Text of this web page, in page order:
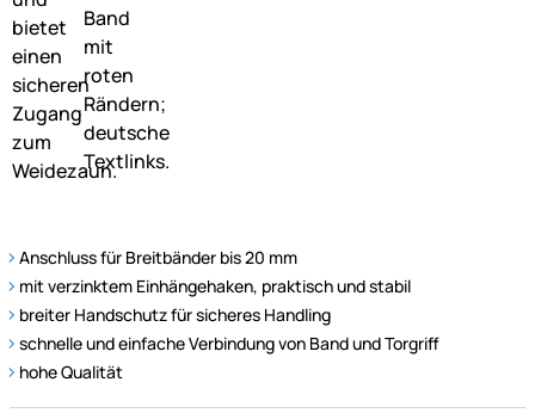
Anschluss für Breitbänder bis 20 mm
mit verzinktem Einhängehaken, praktisch und stabil
breiter Handschutz für sicheres Handling
schnelle und einfache Verbindung von Band und Torgriff
hohe Qualität